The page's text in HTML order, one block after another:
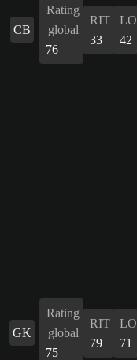
CB
Rating
global
76
RIT
33
42
GK
Rating
global
75
RIT
79
71